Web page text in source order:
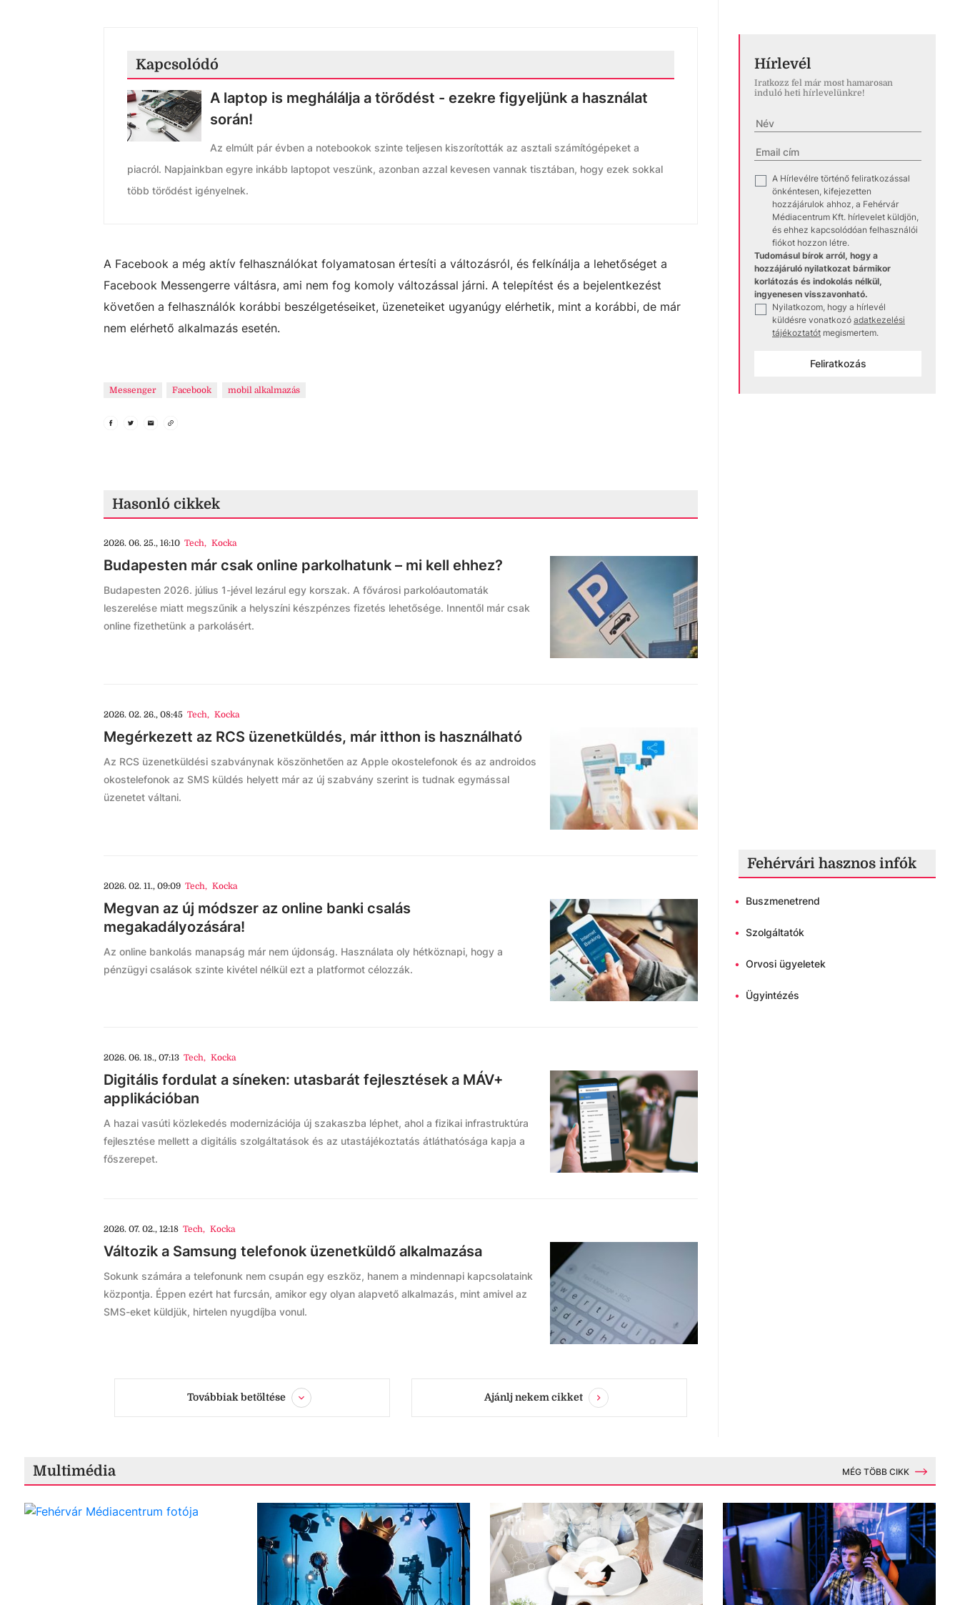
Kapcsolódó
A laptop is meghálálja a törődést - ezekre figyeljünk a használat
során!
Az elmúlt pár évben a notebookok szinte teljesen kiszorították az asztali számítógépeket a
piacról. Napjainkban egyre inkább laptopot veszünk, azonban azzal kevesen vannak tisztában, hogy ezek sokkal
több törődést igényelnek.
A Facebook a még aktív felhasználókat folyamatosan értesíti a változásról, és felkínálja a lehetőséget a
Facebook Messengerre váltásra, ami nem fog komoly változással járni. A telepítést és a bejelentkezést
követően a felhasználók korábbi beszélgetéseiket, üzeneteiket ugyanúgy elérhetik, mint a korábbi, de már
nem elérhető alkalmazás esetén.
Messenger Facebook mobil alkalmazás
Hasonló cikkek
2026. 06. 25., 16:10 Tech, Kocka
Budapesten már csak online parkolhatunk – mi kell ehhez?
Budapesten 2026. július 1-jével lezárul egy korszak. A fővárosi parkolóautomaták
leszerelése miatt megszűnik a helyszíni készpénzes fizetés lehetősége. Innentől már csak
online fizethetünk a parkolásért.
2026. 02. 26., 08:45 Tech, Kocka
Megérkezett az RCS üzenetküldés, már itthon is használható
Az RCS üzenetküldési szabványnak köszönhetően az Apple okostelefonok és az androidos
okostelefonok az SMS küldés helyett már az új szabvány szerint is tudnak egymással
üzenetet váltani.
2026. 02. 11., 09:09 Tech, Kocka
Megvan az új módszer az online banki csalás
megakadályozására!
Az online bankolás manapság már nem újdonság. Használata oly hétköznapi, hogy a
pénzügyi csalások szinte kivétel nélkül ezt a platformot célozzák.
2026. 06. 18., 07:13 Tech, Kocka
Digitális fordulat a síneken: utasbarát fejlesztések a MÁV+
applikációban
A hazai vasúti közlekedés modernizációja új szakaszba léphet, ahol a fizikai infrastruktúra
fejlesztése mellett a digitális szolgáltatások és az utastájékoztatás átláthatósága kapja a
főszerepet.
2026. 07. 02., 12:18 Tech, Kocka
Változik a Samsung telefonok üzenetküldő alkalmazása
Sokunk számára a telefonunk nem csupán egy eszköz, hanem a mindennapi kapcsolataink
központja. Éppen ezért hat furcsán, amikor egy olyan alapvető alkalmazás, mint amivel az
SMS-eket küldjük, hirtelen nyugdíjba vonul.
Továbbiak betöltése Ajánlj nekem cikket
Hírlevél
Iratkozz fel már most hamarosan
induló heti hírlevelünkre!
A Hírlevélre történő feliratkozással
önkéntesen, kifejezetten
hozzájárulok ahhoz, a Fehérvár
Médiacentrum Kft. hírlevelet küldjön,
és ehhez kapcsolódóan felhasználói
fiókot hozzon létre.
Tudomásul bírok arról, hogy a
hozzájáruló nyilatkozat bármikor
korlátozás és indokolás nélkül,
ingyenesen visszavonható.
Nyilatkozom, hogy a hírlevél
küldésre vonatkozó adatkezelési
tájékoztatót megismertem.
Feliratkozás
Fehérvári hasznos infók
• Buszmenetrend
• Szolgáltatók
• Orvosi ügyeletek
• Ügyintézés
Multimédia MÉG TÖBB CIKK